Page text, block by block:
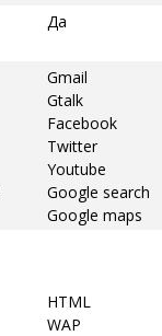
Да
Gmail
Gtalk
Facebook
Twitter
Youtube
Google search
Google maps
HTML
WAP